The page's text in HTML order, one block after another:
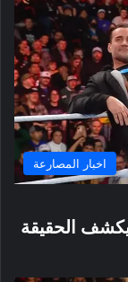
اخبار المصارعة
الحقيقة